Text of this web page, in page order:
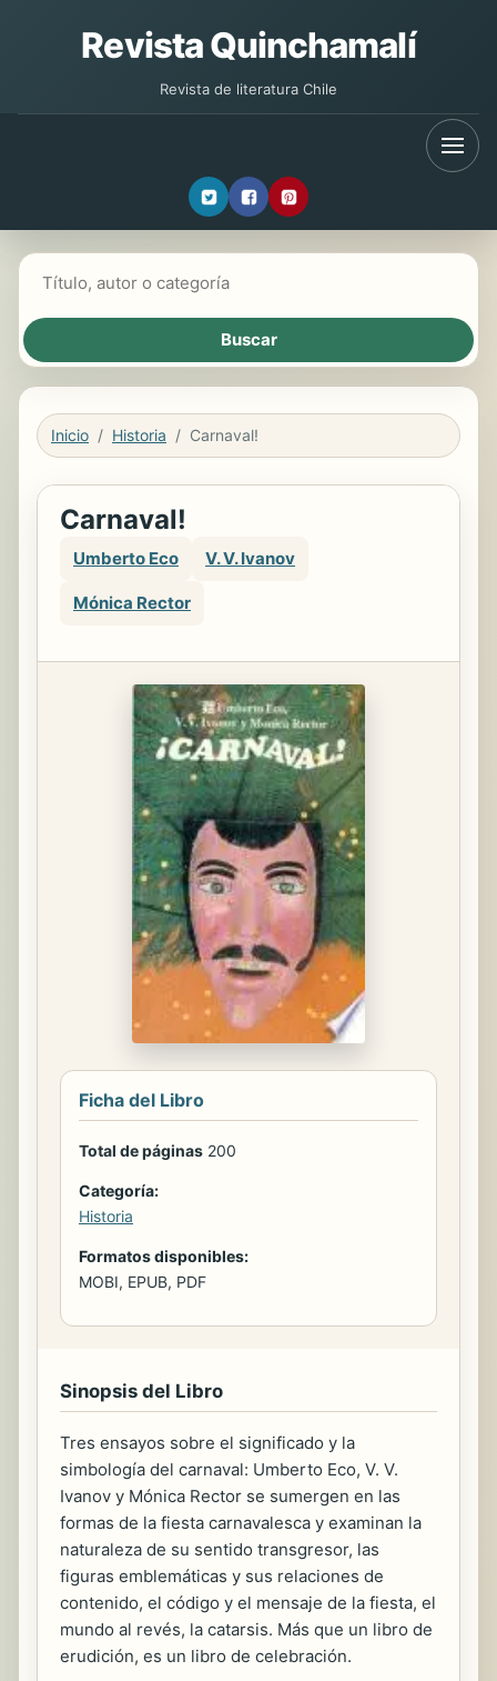
Revista Quinchamalí
Revista de literatura Chile
Inicio Historia Carnaval!
Carnaval!
Umberto Eco V. V. Ivanov
Mónica Rector
Ficha del Libro
Total de páginas 200
Categoría:
Historia
Formatos disponibles:
MOBI, EPUB, PDF
Sinopsis del Libro
Tres ensayos sobre el significado y la
simbología del carnaval: Umberto Eco, V. V.
Ivanov y Mónica Rector se sumergen en las
formas de la fiesta carnavalesca y examinan la
naturaleza de su sentido transgresor, las
figuras emblemáticas y sus relaciones de
contenido, el código y el mensaje de la fiesta, el
mundo al revés, la catarsis. Más que un libro de
erudición, es un libro de celebración.